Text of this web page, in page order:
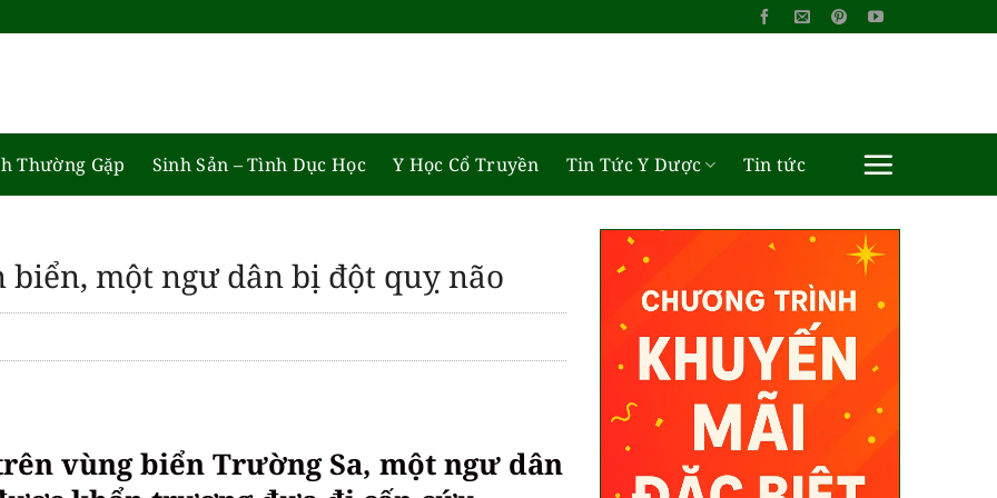
Thường Gặp Sinh Sản – Tình Dục Học Y Học Cổ Truyền Tin Tức Y Dược Tin tức
một ngư dân bị đột quỵ não
vùng biển Trường Sa, một ngư dân